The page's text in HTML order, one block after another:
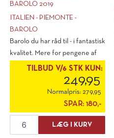
BAROLO 2019
ITALIEN - PIEMONTE -
BAROLO
Barolo du har råd til - i fantastisk
kvalitet. Mere for pengene af
kongernes vin finder du [...]
TILBUD V/6 STK KUN:
249,95
Normalpris: 279,95
SPAR: 180,-
Cooperativa
LÆG I KURV